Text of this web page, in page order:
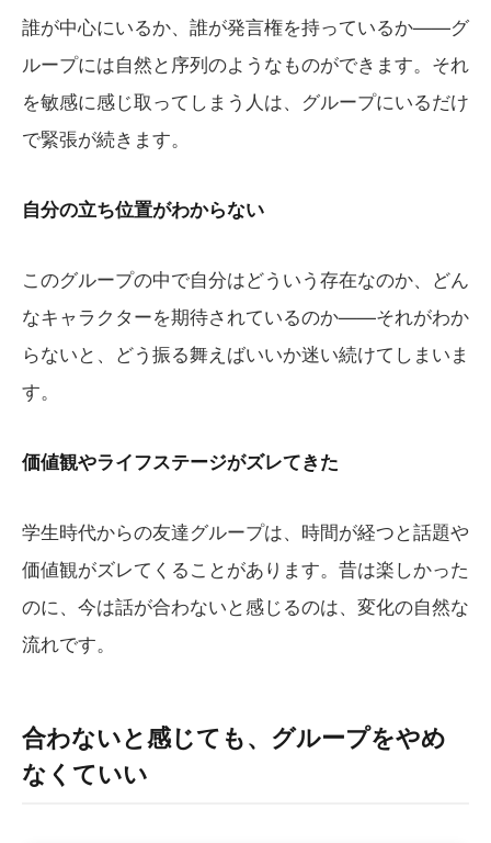
誰が中心にいるか、誰が発言権を持っているか——グ
ループには自然と序列のようなものができます。それ
を敏感に感じ取ってしまう人は、グループにいるだけ
で緊張が続きます。
自分の立ち位置がわからない
このグループの中で自分はどういう存在なのか、どん
なキャラクターを期待されているのか——それがわか
らないと、どう振る舞えばいいか迷い続けてしまいま
す。
価値観やライフステージがズレてきた
学生時代からの友達グループは、時間が経つと話題や
価値観がズレてくることがあります。昔は楽しかった
のに、今は話が合わないと感じるのは、変化の自然な
流れです。
合わないと感じても、グループをやめ
なくていい